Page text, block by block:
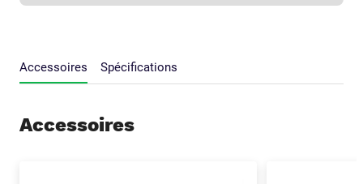
Accessoires Spécifications
Accessoires